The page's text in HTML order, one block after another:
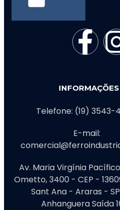
Telefone: (19) 3543-
E-mail:
Av. Maria Virgínia
Ometto, 3400 - CEP -
Sant Ana - Araras -
Anhanguera Saída